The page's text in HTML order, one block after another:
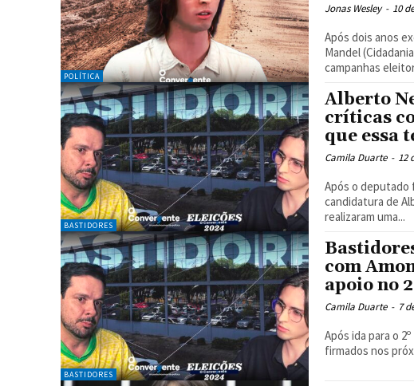
POLÍTICA
Jonas Wesley - 10
Após dois anos
Mandel
campanhas
BASTIDORES
Alberto
críticas
que essa
Camila Duarte - 12
Após o deputado
candidatura de
realizaram uma...
BASTIDORES
com
apoio no
Camila Duarte - 7
Após ida para o
firmados nos